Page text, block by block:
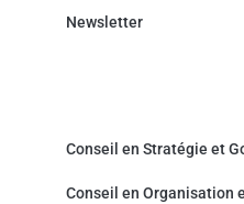
Newsletter
Conseil en Stratégie et
Conseil en Organisation